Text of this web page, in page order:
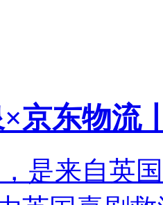
京东物流
是来自英